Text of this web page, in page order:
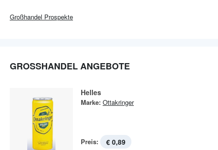
Großhandel Prospekte
GROSSHANDEL ANGEBOTE
Helles
Marke: Ottakringer
Preis: € 0,89